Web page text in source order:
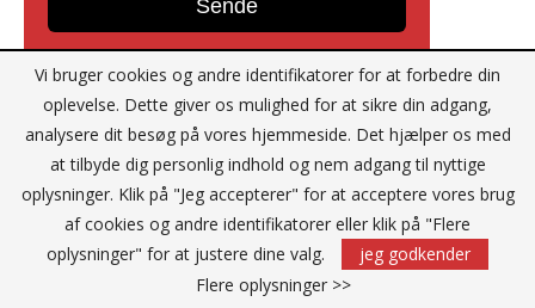
Reklame
Vi bruger cookies og andre identifikatorer for at forbedre din
oplevelse. Dette giver os mulighed for at sikre din adgang,
analysere dit besøg på vores hjemmeside. Det hjælper os med
at tilbyde dig personlig indhold og nem adgang til nyttige
oplysninger. Klik på "Jeg accepterer" for at acceptere vores brug
af cookies og andre identifikatorer eller klik på "Flere
oplysninger" for at justere dine valg.
jeg godkender
Flere oplysninger >>